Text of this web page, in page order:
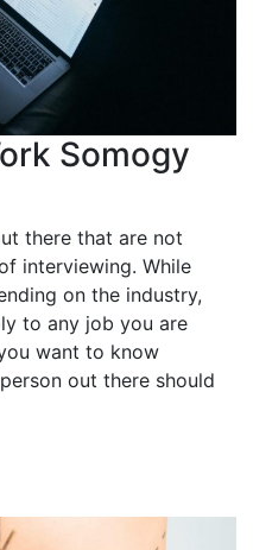
Somogy
there that are not
interviewing. While
on the industry,
to any job you are
want to know
out there should